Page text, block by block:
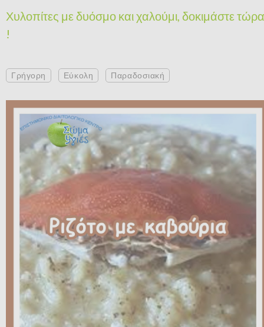
Χυλοπίτες με δυόσμο και χαλούμι, δοκιμάστε τώρα
!
Γρήγορη Εύκολη Παραδοσιακή